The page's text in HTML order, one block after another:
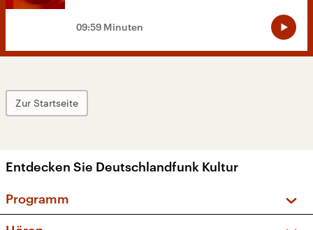
09:59 Minuten
Zur Startseite
Entdecken Sie Deutschlandfunk Kultur
Programm